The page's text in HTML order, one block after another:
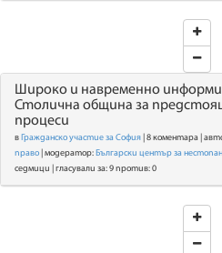
Широко и навременно
Столична община за
процеси
в Гражданско участие за София | 8 коментара |
право | модератор: Български център за
седмици | гласували за: 9 против: 0